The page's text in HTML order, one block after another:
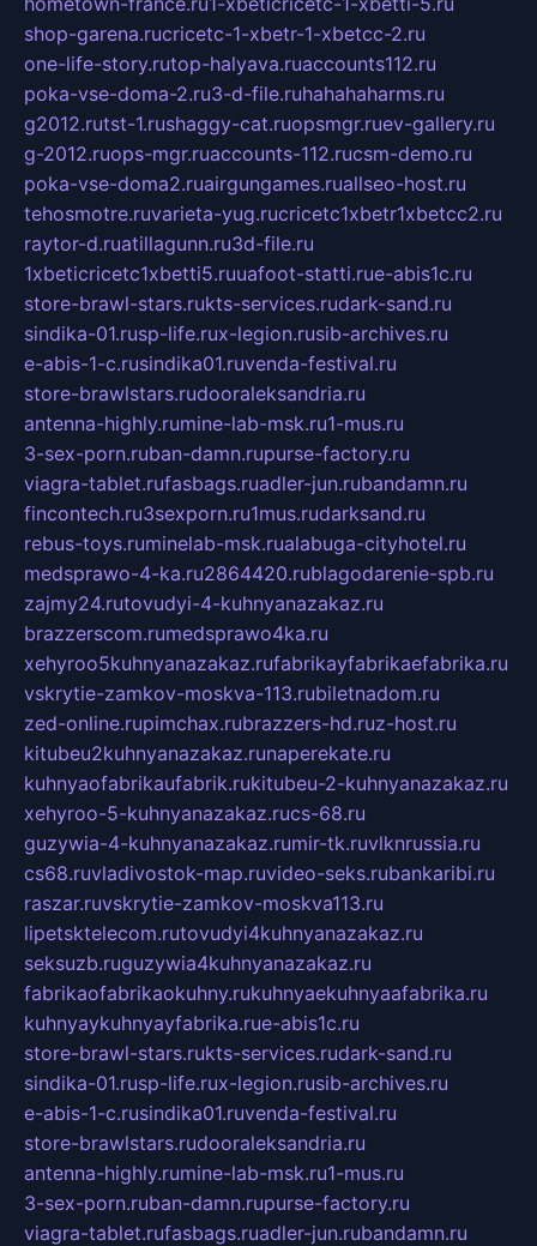
shop-garena.rucricetc-1-xbetr-1-xbetcc-2.ru
one-life-story.rutop-halyava.ruaccounts112.ru
poka-vse-doma-2.ru3-d-file.ruhahahaharms.ru
g2012.rutst-1.rushaggy-cat.ruopsmgr.ruev-gallery.ru
g-2012.ruops-mgr.ruaccounts-112.rucsm-demo.ru
poka-vse-doma2.ruairgungames.ruallseo-host.ru
tehosmotre.ruvarieta-yug.rucricetc1xbetr1xbetcc2.ru
raytor-d.ruatillagunn.ru3d-file.ru
1xbeticricetc1xbetti5.ruuafoot-statti.rue-abis1c.ru
store-brawl-stars.rukts-services.rudark-sand.ru
sindika-01.rusp-life.rux-legion.rusib-archives.ru
e-abis-1-c.rusindika01.ruvenda-festival.ru
store-brawlstars.rudooraleksandria.ru
antenna-highly.rumine-lab-msk.ru1-mus.ru
3-sex-porn.ruban-damn.rupurse-factory.ru
viagra-tablet.rufasbags.ruadler-jun.rubandamn.ru
fincontech.ru3sexporn.ru1mus.rudarksand.ru
rebus-toys.ruminelab-msk.rualabuga-cityhotel.ru
medsprawo-4-ka.ru2864420.rublagodarenie-spb.ru
zajmy24.rutovudyi-4-kuhnyanazakaz.ru
brazzerscom.rumedsprawo4ka.ru
xehyroo5kuhnyanazakaz.rufabrikayfabrikaefabrika.ru
vskrytie-zamkov-moskva-113.rubiletnadom.ru
zed-online.rupimchax.rubrazzers-hd.ruz-host.ru
kitubeu2kuhnyanazakaz.runaperekate.ru
kuhnyaofabrikaufabrik.rukitubeu-2-kuhnyanazakaz.ru
xehyroo-5-kuhnyanazakaz.rucs-68.ru
guzywia-4-kuhnyanazakaz.rumir-tk.ruvlknrussia.ru
cs68.ruvladivostok-map.ruvideo-seks.rubankaribi.ru
raszar.ruvskrytie-zamkov-moskva113.ru
lipetsktelecom.rutovudyi4kuhnyanazakaz.ru
seksuzb.ruguzywia4kuhnyanazakaz.ru
fabrikaofabrikaokuhny.rukuhnyaekuhnyaafabrika.ru
kuhnyaykuhnyayfabrika.rue-abis1c.ru
store-brawl-stars.rukts-services.rudark-sand.ru
sindika-01.rusp-life.rux-legion.rusib-archives.ru
e-abis-1-c.rusindika01.ruvenda-festival.ru
store-brawlstars.rudooraleksandria.ru
antenna-highly.rumine-lab-msk.ru1-mus.ru
3-sex-porn.ruban-damn.rupurse-factory.ru
viagra-tablet.rufasbags.ruadler-jun.rubandamn.ru